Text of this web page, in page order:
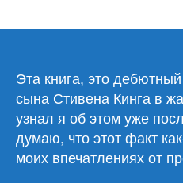
Эта книга, это
сына Стивена Кинга в
узнал я об этом уже
думаю, что этот факт
моих впечатлениях от